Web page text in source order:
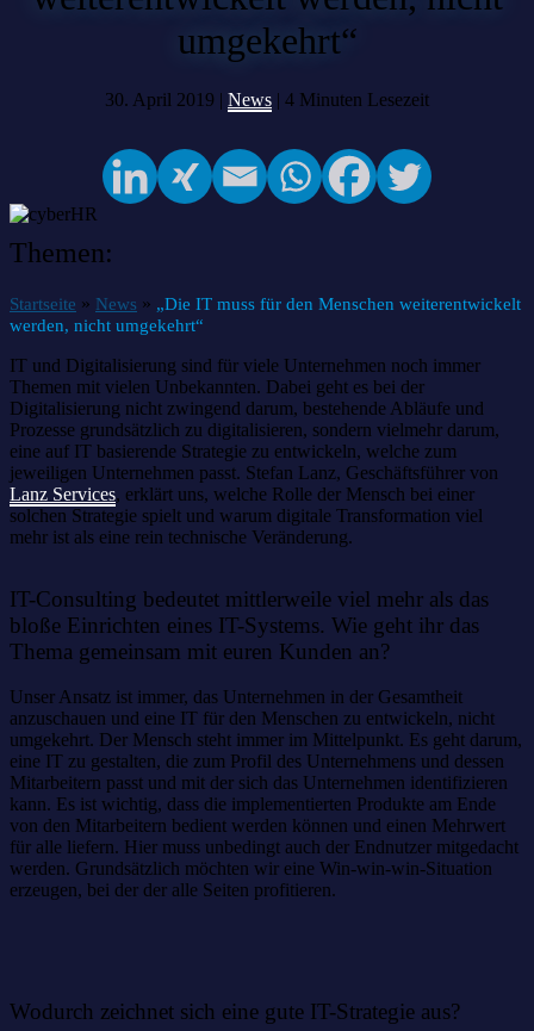
umgekehrt“
30. April 2019 | News | 4 Minuten Lesezeit
Themen:
Startseite » News » „Die IT muss für den Menschen weiterentwickelt
werden, nicht umgekehrt“
IT und Digitalisierung sind für viele Unternehmen noch immer
Themen mit vielen Unbekannten. Dabei geht es bei der
Digitalisierung nicht zwingend darum, bestehende Abläufe und
Prozesse grundsätzlich zu digitalisieren, sondern vielmehr darum,
eine auf IT basierende Strategie zu entwickeln, welche zum
jeweiligen Unternehmen passt. Stefan Lanz, Geschäftsführer von
Lanz Services, erklärt uns, welche Rolle der Mensch bei einer
solchen Strategie spielt und warum digitale Transformation viel
mehr ist als eine rein technische Veränderung.
IT-Consulting bedeutet mittlerweile viel mehr als das
bloße Einrichten eines IT-Systems. Wie geht ihr das
Thema gemeinsam mit euren Kunden an?
Unser Ansatz ist immer, das Unternehmen in der Gesamtheit
anzuschauen und eine IT für den Menschen zu entwickeln, nicht
umgekehrt. Der Mensch steht immer im Mittelpunkt. Es geht darum,
eine IT zu gestalten, die zum Profil des Unternehmens und dessen
Mitarbeitern passt und mit der sich das Unternehmen identifizieren
kann. Es ist wichtig, dass die implementierten Produkte am Ende
von den Mitarbeitern bedient werden können und einen Mehrwert
für alle liefern. Hier muss unbedingt auch der Endnutzer mitgedacht
werden. Grundsätzlich möchten wir eine Win-win-win-Situation
erzeugen, bei der der alle Seiten profitieren.
Wodurch zeichnet sich eine gute IT-Strategie aus?